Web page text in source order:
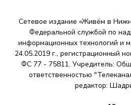
Сетевое издание «Живём в
Федеральной службой по
информационных технологий и
24.05.2019 г., регистрационный
ФС 77 - 75811. Учредитель:
ответственностью
редактор: